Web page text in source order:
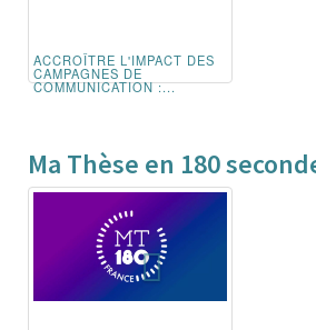
ACCROÎTRE L'IMPACT DES
CAMPAGNES DE
COMMUNICATION :...
Ma Thèse en 180